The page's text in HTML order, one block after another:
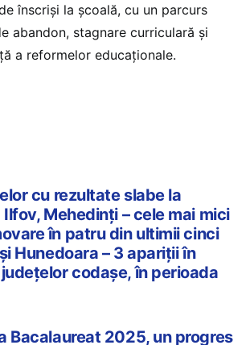
înscriși la școală, cu un parcurs
abandon, stagnare curriculară și
a reformelor educaționale.
cu rezultate slabe la
Mehedinți – cele mai mici
în patru din ultimii cinci
Hunedoara – 3 apariții în
codașe, în perioada
Bacalaureat 2025, un progres